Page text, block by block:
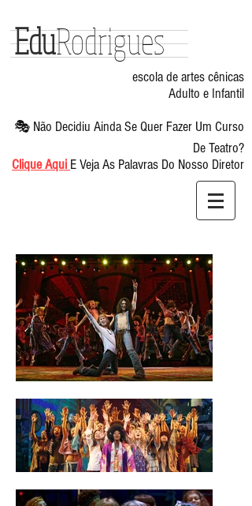
escola de artes cênicas
Adulto e Infantil
EduRodrigues
🎭 Não Decidiu Ainda Se Quer Fazer Um Curso
De Teatro?
Clique Aqui E Veja As Palavras Do Nosso Diretor